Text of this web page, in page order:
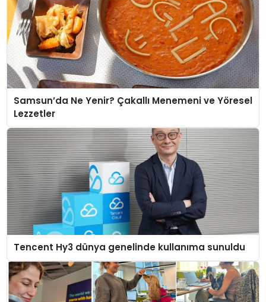
Samsun’da Ne Yenir? Çakallı Menemeni ve Yöresel
Lezzetler
Tencent Hy3 dünya genelinde kullanıma sunuldu